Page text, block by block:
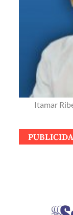
Itamar